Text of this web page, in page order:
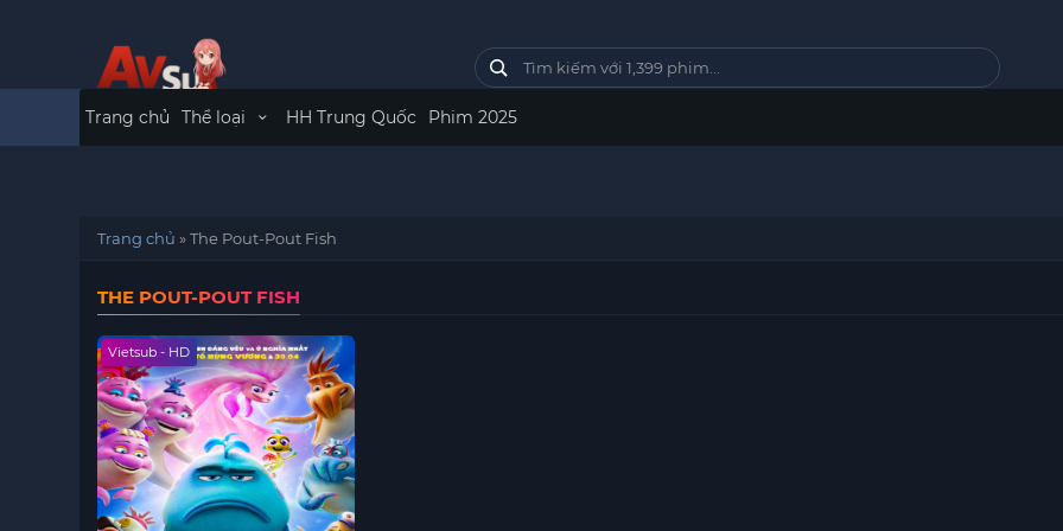
Trang chủ Thể loại HH Trung Quốc Phim 2025
Trang chủ »The Pout-Pout Fish
THE POUT-POUT FISH
Vietsub - HD